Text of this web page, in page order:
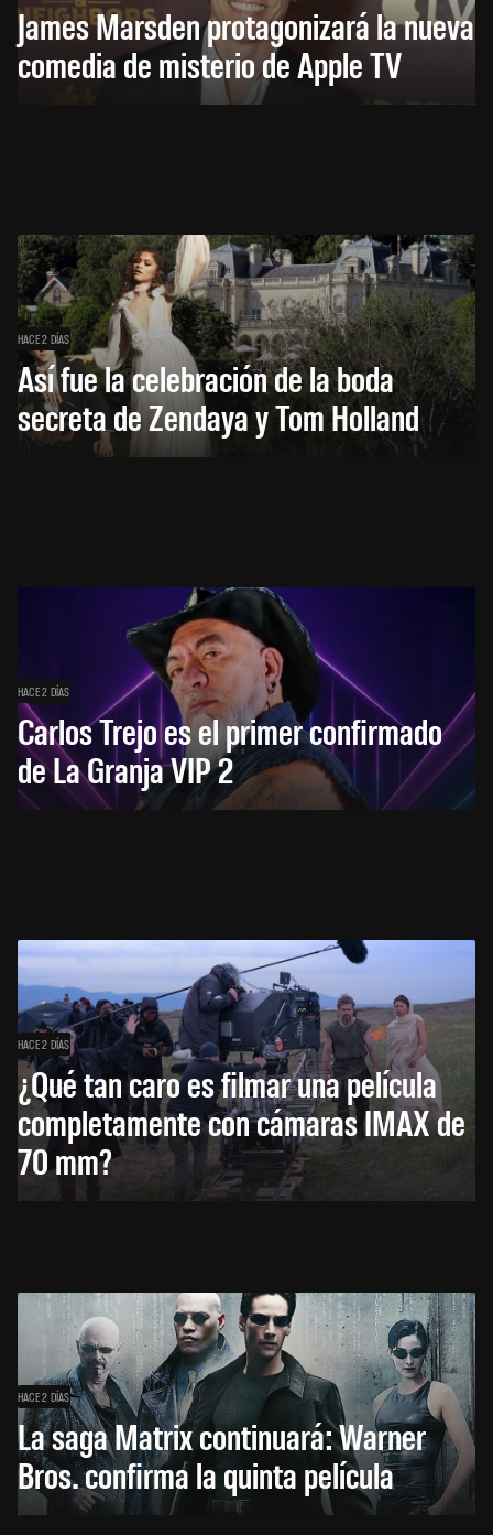
James Marsden protagonizará la nueva
comedia de misterio de Apple TV
HACE 2 DÍAS
Así fue la celebración de la boda
secreta de Zendaya y Tom Holland
HACE 2 DÍAS
Carlos Trejo es el primer confirmado
de La Granja VIP 2
HACE 2 DÍAS
¿Qué tan caro es filmar una película
completamente con cámaras IMAX de
70 mm?
HACE 2 DÍAS
La saga Matrix continuará: Warner
Bros. confirma la quinta película